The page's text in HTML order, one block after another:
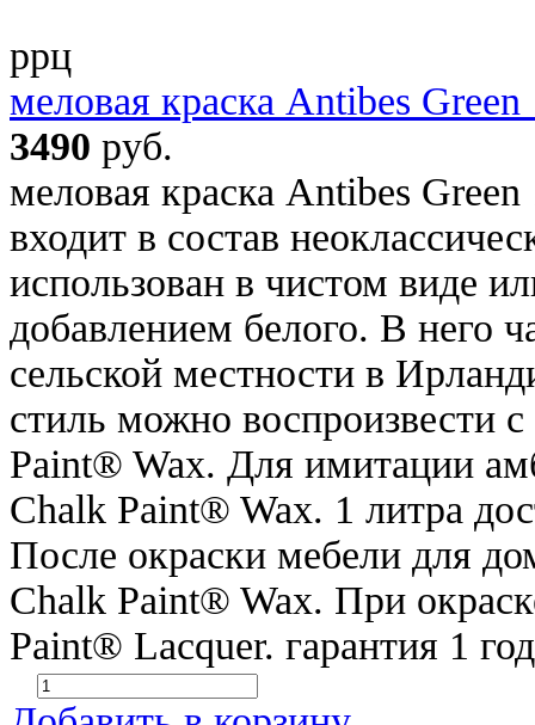
ррц
меловая краска Antibes Green
3490 руб.
меловая краска Antibes
входит в состав
использован в чистом виде
добавлением белого. В него
сельской местности в
стиль можно воспроизвести
Paint® Wax. Для имитации
Chalk Paint® Wax. 1 литра
После окраски мебели для
Chalk Paint® Wax. При
Paint® Lacquer. гарантия 1